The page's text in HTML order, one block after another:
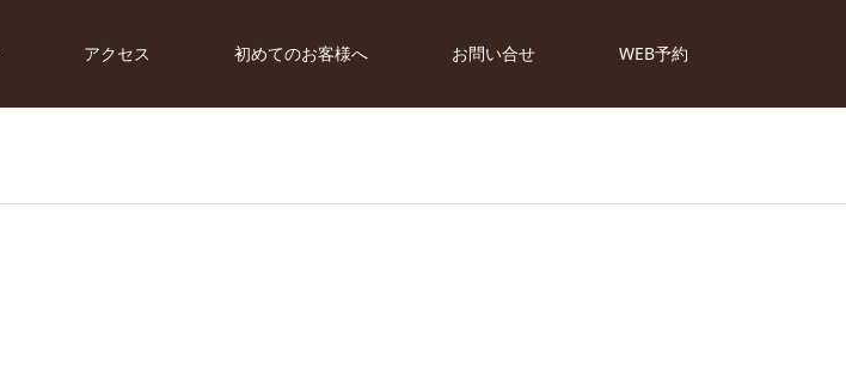
アクセス 初めてのお客様へ お問い合せ WEB予約